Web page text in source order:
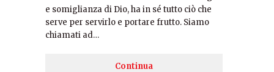
e somiglianza di Dio, ha in sé tutto ciò che
serve per servirlo e portare frutto. Siamo
chiamati ad…
Continua